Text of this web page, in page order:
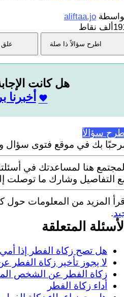
aliftaa.jo
نقاط
اطرح سؤالاً ذا صلة علق
هل كانت
أخبرنا
سؤالاً
بك في موقع فتوى سؤال
هنا لمساعدتك في
التفاصيل وشارك ما توصلت
المزيد من المعلومات حول
.
المتعلقة
هل تصح زكاة الفطر إذا
لا يجوز تأخير زكاة الفطر
زكاة الفطر عن الشخص
أداء زكاة الفطر